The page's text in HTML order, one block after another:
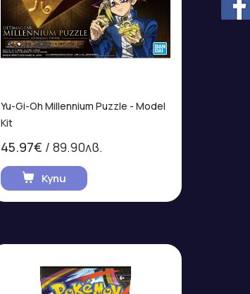
Yu-Gi-Oh Millennium Puzzle - Model
Kit
45.97€ / 89.90лв.
Купи